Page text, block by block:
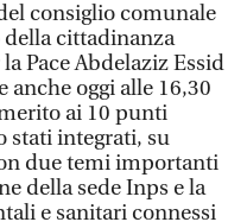
consiglio comunale
cittadinanza
Pace Abdelaziz Essid
anche oggi alle 16,30
ai 10 punti
stati integrati, su
due temi importanti
della sede Inps e la
e sanitari connessi